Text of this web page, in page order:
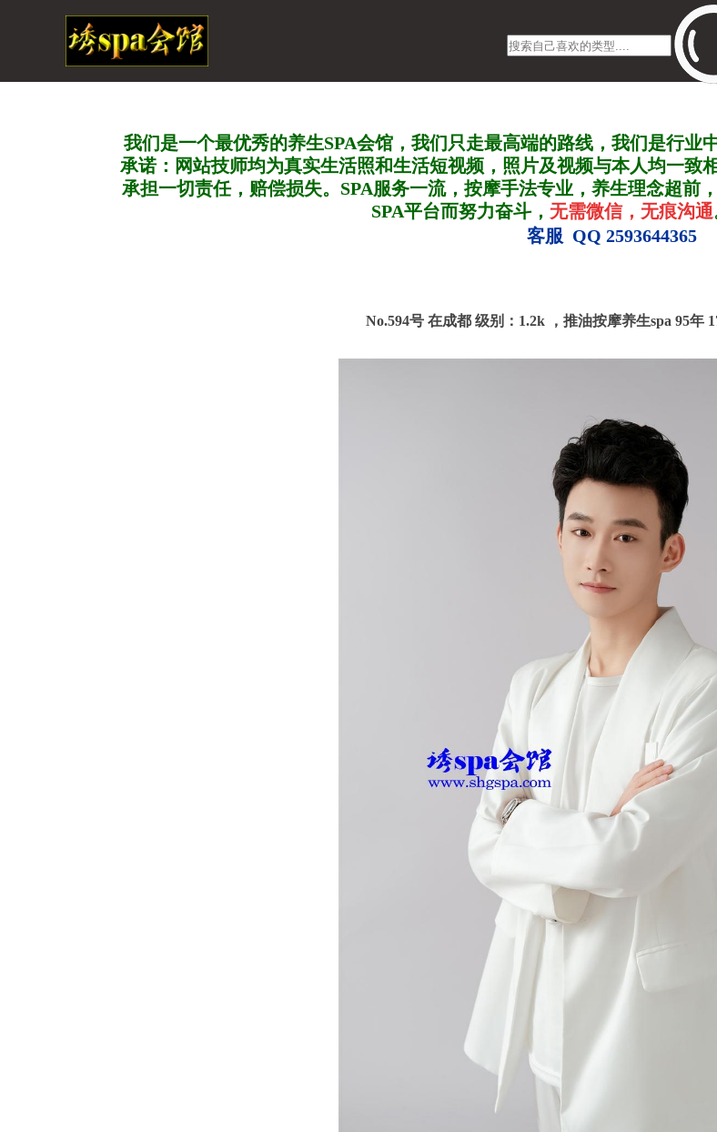
我们是一个最优秀的养生SPA会馆，我们只走最高端的路线，我们是行业
承诺：网站技师均为真实生活照和生活短视频，照片及视频与本人均一致
承担一切责任，赔偿损失。SPA服务一流，按摩手法专业，养生理念超前
SPA平台而努力奋斗， 无需微信，无痕沟通
客服 QQ 2593644365
No.594号 在成都 级别：1.2k ， 推油按摩养生spa 95年